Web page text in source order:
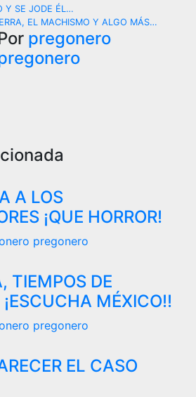
Y SE JODE ÉL…
EL MACHISMO Y ALGO MÁS…
pregonero
A LOS
¡QUE HORROR!
pregonero
TIEMPOS DE
MÉXICO!!
pregonero
EL CASO